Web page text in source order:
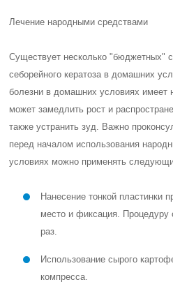
Лечение народными средствами
Существует несколько "бюджетных"
себорейного кератоза в домашних
болезни в домашних условиях
может замедлить рост и
также устранить зуд. Важно
перед началом использования
условиях можно применять
Нанесение тонкой пластинки
место и фиксация. Процедуру
раз.
Использование сырого
компресса.